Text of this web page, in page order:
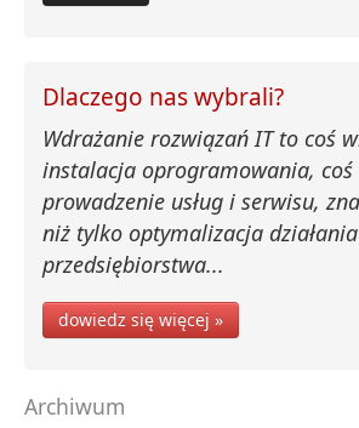
Dlaczego nas wybrali?
Wdrażanie rozwiązań IT to coś
instalacja oprogramowania, coś
prowadzenie usług i serwisu,
niż tylko optymalizacja
przedsiębiorstwa...
dowiedz się więcej »
Archiwum